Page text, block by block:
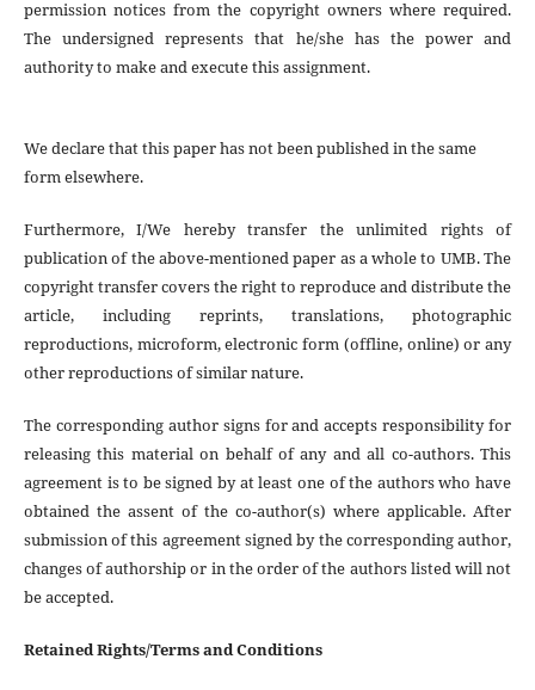
permission notices from the copyright owners where required.
The undersigned represents that he/she has the power and
authority to make and execute this assignment.
We declare that this paper has not been published in the same
form elsewhere.
Furthermore, I/We hereby transfer the unlimited rights of
publication of the above-mentioned paper as a whole to UMB. The
copyright transfer covers the right to reproduce and distribute the
article, including reprints, translations, photographic
reproductions, microform, electronic form (offline, online) or any
other reproductions of similar nature.
The corresponding author signs for and accepts responsibility for
releasing this material on behalf of any and all co-authors. This
agreement is to be signed by at least one of the authors who have
obtained the assent of the co-author(s) where applicable. After
submission of this agreement signed by the corresponding author,
changes of authorship or in the order of the authors listed will not
be accepted.
Retained Rights/Terms and Conditions